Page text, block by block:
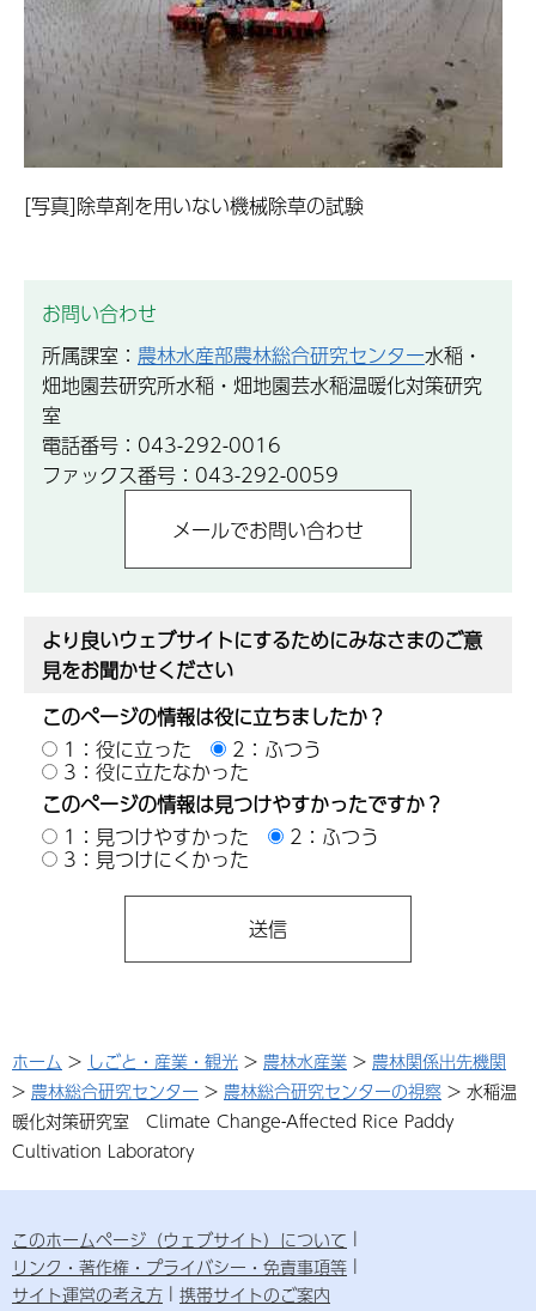
[写真]除草剤を用いない機械除草の試験
お問い合わせ
所属課室： 農林水産部農林総合研究センター水稲・
畑地園芸研究所水稲・畑地園芸水稲温暖化対策研究
室
電話番号：043-292-0016
ファックス番号：043-292-0059
より良いウェブサイトにするためにみなさまのご意
見をお聞かせください
このページの情報は役に立ちましたか？
1：役に立った
2：ふつう
3：役に立たなかった
このページの情報は見つけやすかったですか？
1：見つけやすかった
2：ふつう
3：見つけにくかった
ホーム > しごと・産業・観光 > 農林水産業 > 農林関係出先機関
> 農林総合研究センター > 農林総合研究センターの視察 > 水稲温
暖化対策研究室 Climate Change-Affected Rice Paddy
Cultivation Laboratory
このホームページ（ウェブサイト）について
リンク・著作権・プライバシー・免責事項等
サイト運営の考え方
携帯サイトのご案内